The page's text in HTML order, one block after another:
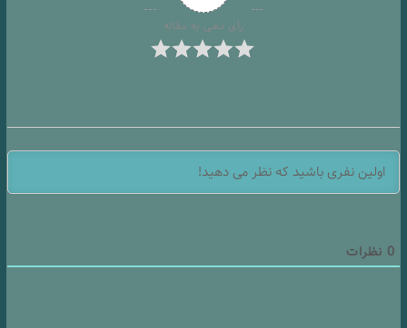
رأی دهی به مقاله
0 نظرات